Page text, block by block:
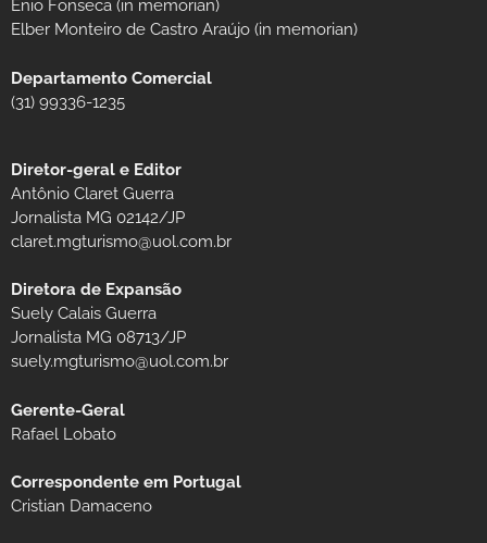
Ênio Fonseca (in memorian)
Elber Monteiro de Castro Araújo (in memorian)
Departamento Comercial
(31) 99336-1235
Diretor-geral e Editor
Antônio Claret Guerra
Jornalista MG 02142/JP
claret.mgturismo@uol.com.br
Diretora de Expansão
Suely Calais Guerra
Jornalista MG 08713/JP
suely.mgturismo@uol.com.br
Gerente-Geral
Rafael Lobato
Correspondente em Portugal
Cristian Damaceno